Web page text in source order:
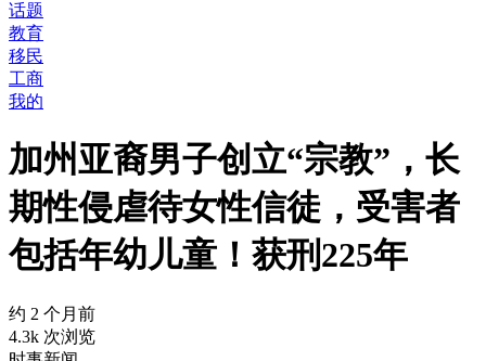
话题
教育
移民
工商
我的
加州亚裔男子创立“宗教”，长
期性侵虐待女性信徒，受害者
包括年幼儿童！获刑225年
约 2 个月前
4.3k 次浏览